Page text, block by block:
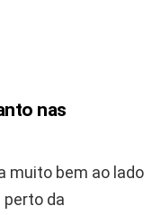
nas
muito bem ao lado
perto da